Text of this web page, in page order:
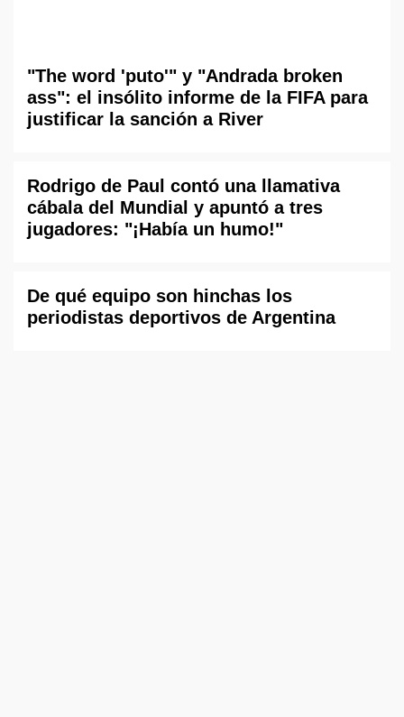
"The word 'puto'" y "Andrada broken
ass": el insólito informe de la FIFA para
justificar la sanción a River
Rodrigo de Paul contó una llamativa
cábala del Mundial y apuntó a tres
jugadores: "¡Había un humo!"
De qué equipo son hinchas los
periodistas deportivos de Argentina